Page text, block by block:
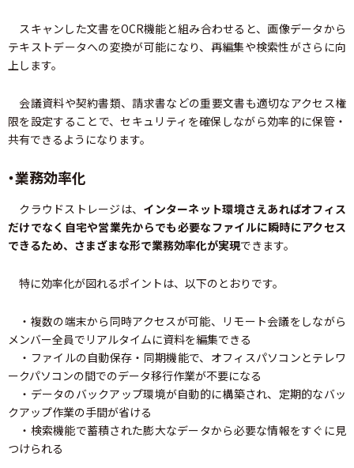
スキャンした文書をOCR機能と組み合わせると、画像データから
テキストデータへの変換が可能になり、再編集や検索性がさらに向
上します。
会議資料や契約書類、請求書などの重要文書も適切なアクセス権
限を設定することで、セキュリティを確保しながら効率的に保管・
共有できるようになります。
・業務効率化
クラウドストレージは、 インターネット環境さえあればオフィス
だけでなく自宅や営業先からでも必要なファイルに瞬時にアクセス
できるため、さまざまな形で業務効率化が実現できます。
特に効率化が図れるポイントは、以下のとおりです。
・複数の端末から同時アクセスが可能、リモート会議をしながら
メンバー全員でリアルタイムに資料を編集できる
・ファイルの自動保存・同期機能で、オフィスパソコンとテレワ
ークパソコンの間でのデータ移行作業が不要になる
・データのバックアップ環境が自動的に構築され、定期的なバッ
クアップ作業の手間が省ける
・検索機能で蓄積された膨大なデータから必要な情報をすぐに見
つけられる